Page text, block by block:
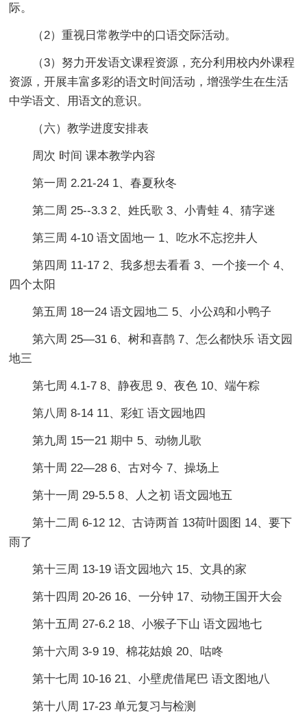
际。
（2）重视日常教学中的口语交际活动。
（3）努力开发语文课程资源，充分利用校内外课程
资源，开展丰富多彩的语文时间活动，增强学生在生活
中学语文、用语文的意识。
（六）教学进度安排表
周次 时间 课本教学内容
第一周 2.21-24 1、春夏秋冬
第二周 25--3.3 2、姓氏歌 3、小青蛙 4、猜字迷
第三周 4-10 语文固地一 1、吃水不忘挖井人
第四周 11-17 2、我多想去看看 3、一个接一个 4、
四个太阳
第五周 18一24 语文园地二 5、小公鸡和小鸭子
第六周 25—31 6、树和喜鹊 7、怎么都快乐 语文园
地三
第七周 4.1-7 8、静夜思 9、夜色 10、端午粽
第八周 8-14 11、彩虹 语文园地四
第九周 15一21 期中 5、动物儿歌
第十周 22—28 6、古对今 7、操场上
第十一周 29-5.5 8、人之初 语文园地五
第十二周 6-12 12、古诗两首 13荷叶圆图 14、要下
雨了
第十三周 13-19 语文园地六 15、文具的家
第十四周 20-26 16、一分钟 17、动物王国开大会
第十五周 27-6.2 18、小猴子下山 语文园地七
第十六周 3-9 19、棉花姑娘 20、咕咚
第十七周 10-16 21、小壁虎借尾巴 语文图地八
第十八周 17-23 单元复习与检测